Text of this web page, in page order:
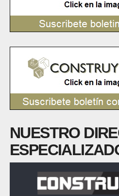
NUESTRO